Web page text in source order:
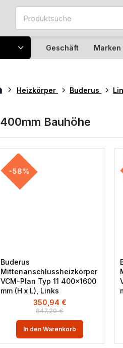
Geschäft Marken
Heizkörper Buderus
400mm Bauhöhe
-58%
Buderus
Mittenanschlussheizkörper
VCM-Plan Typ 11 400×1600
mm (H x L), Links
847,20€
350,94 €
In den Warenkorb